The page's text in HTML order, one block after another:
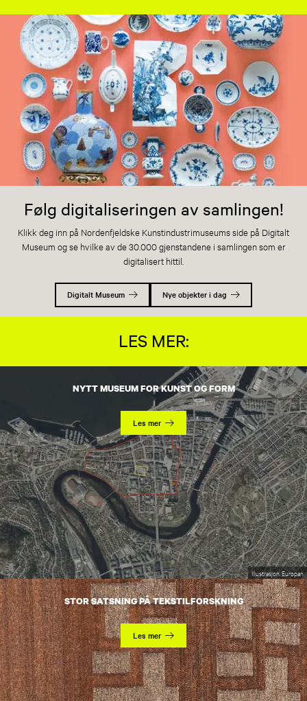
Følg digitaliseringen av samlingen!
Klikk deg inn på Nordenfjeldske Kunstindustrimuseums side på Digitalt
Museum og se hvilke av de 30.000 gjenstandene i samlingen som er
digitalisert hittil.
Digitalt Museum Nye objekter i dag
LES MER:
Illustrasjon: Europan
NYTT MUSEUM FOR KUNST OG FORM
Les mer
STOR SATSNING PÅ TEKSTILFORSKNING
Les mer